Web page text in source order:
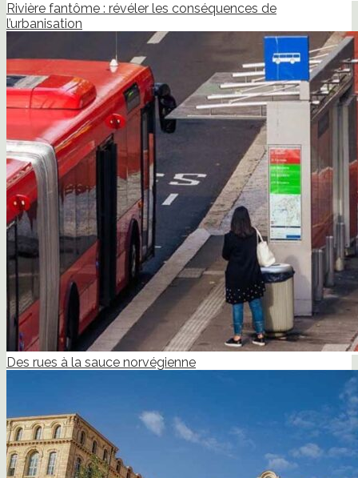
Rivière fantôme : révéler les conséquences de
l’urbanisation
Des rues à la sauce norvégienne